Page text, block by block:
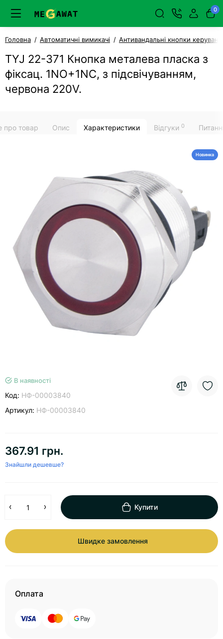
0
Головна Автоматичні вимикачі Антивандальні кнопки
TYJ 22-371 Кнопка металева пласка з
фіксац. 1NO+1NC, з підсвічуванням,
червона 220V.
про товар Опис Характеристики Відгуки 0
Новинка
В наявності
Код: НФ-00003840
Артикул: НФ-00003840
367.91 грн.
Знайшли дешевше?
Купити
Швидке замовлення
Оплата